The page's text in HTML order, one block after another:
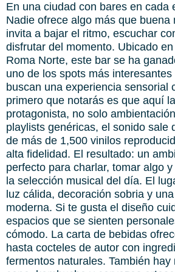
En una ciudad con bares en cada
Nadie ofrece algo más que buena
invita a bajar el ritmo, escuchar
disfrutar del momento. Ubicado
Roma Norte, este bar se ha
uno de los spots más
buscan una experiencia sensorial
primero que notarás es que aquí
protagonista, no solo
playlists genéricas, el sonido sale
de más de 1,500 vinilos
alta fidelidad. El resultado: un
perfecto para charlar, tomar algo
la selección musical del día. El
luz cálida, decoración sobria y
moderna. Si te gusta el diseño
espacios que se sienten
cómodo. La carta de bebidas
hasta cocteles de autor con
fermentos naturales. También